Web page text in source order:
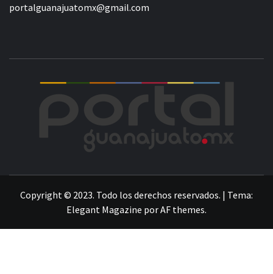
portalguanajuatomx@gmail.com
Copyright © 2023. Todo los derechos reservados. | Tema:
Elegant Magazine porAF themes.